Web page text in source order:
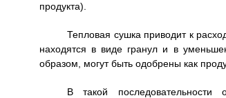
продукта).
Тепловая сушка приводит к
находятся в виде гранул и в
образом, могут быть одобрены как
В такой